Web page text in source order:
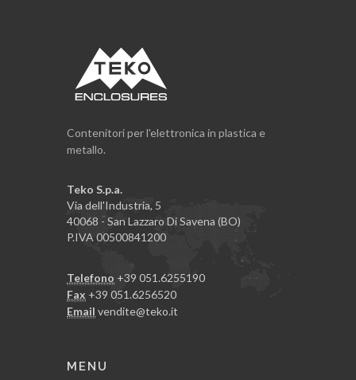
Contenitori per l'elettronica in plastica e
metallo.
Teko S.p.a.
Via dell'Industria, 5
40068 - San Lazzaro Di Savena (BO)
P.IVA 00500841200
Telefono +39 051.6255190
Fax +39 051.6256520
Email vendite@teko.it
MENU